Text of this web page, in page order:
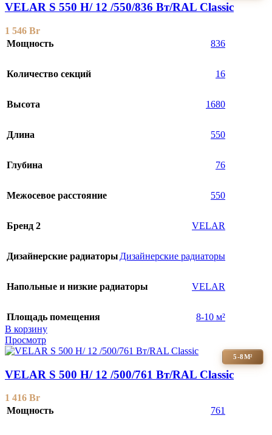
VELAR S 550 H/ 12 /550/836 Вт/RAL Classic
1 546 Br
Мощность
836
Количество секций 16
Высота 1680
Длина 550
Глубина 76
Межосевое расстояние 550
Бренд 2 VELAR
Дизайнерские радиаторы Дизайнерские радиаторы
Напольные и низкие радиаторы VELAR
Площадь помещения
8-10 м²
В корзину
Просмотр
5-8М²
VELAR S 500 H/ 12 /500/761 Вт/RAL Classic
1 416 Br
Мощность
761